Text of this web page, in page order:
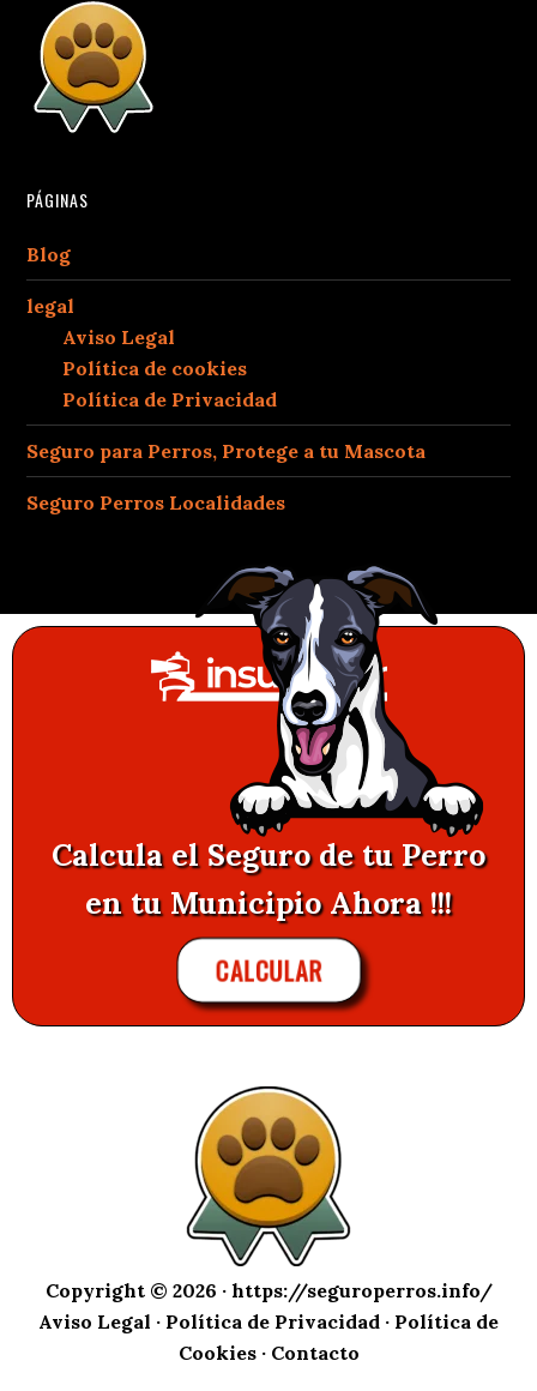
PÁGINAS
Blog
legal
Aviso Legal
Política de cookies
Política de Privacidad
Seguro para Perros, Protege a tu Mascota
Seguro Perros Localidades
Calcula el Seguro de tu Perro
en tu Municipio Ahora !!!
CALCULAR
Copyright © 2026 · https://seguroperros.info/
Aviso Legal · Política de Privacidad · Política de
Cookies· Contacto